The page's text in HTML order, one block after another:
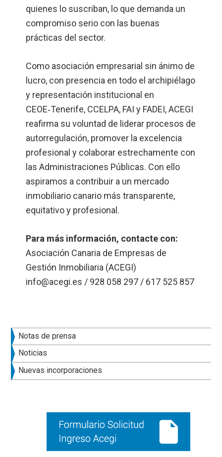
quienes lo suscriban, lo que demanda un
compromiso serio con las buenas
prácticas del sector.
Como asociación empresarial sin ánimo de
lucro, con presencia en todo el archipiélago
y representación institucional en
CEOE‑Tenerife, CCELPA, FAI y FADEI, ACEGI
reafirma su voluntad de liderar procesos de
autorregulación, promover la excelencia
profesional y colaborar estrechamente con
las Administraciones Públicas. Con ello
aspiramos a contribuir a un mercado
inmobiliario canario más transparente,
equitativo y profesional.
Para más información, contacte con:
Asociación Canaria de Empresas de
Gestión Inmobiliaria (ACEGI)
info@acegi.es / 928 058 297 / 617 525 857
Barra
lateral
principal
Notas de prensa
Noticias
Nuevas incorporaciones